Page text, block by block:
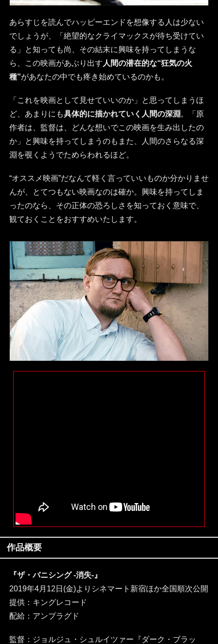
あらすじを読んでハッピーエンドを想像する人は少ない
でしょうが、「絶望的なクライマックスが待ち受けてい
る」と知っても尚、その結末に興味を持ってしまうな
ら、この映画があぶり出す 人間の潜在的な“狂気の火
種”があなたの中でも疼き始めているのかも。
「これを映画として見せていいのか」と思ってしまうほ
ど、あまりにも具体的に描かれていく人間の深淵 。「原
作者は、監督は、どんな想いでこの映画を生み出したの
か」と興味を持ってしまうのもまた、人間のさらなる深
淵を覗くようでためらわれるほど。
“オススメ映画”だなんて軽く言っていいものか分かりませ
んが、とてつもない映画なのは確か。興味を持ってしま
ったのなら、その正体の恐ろしさを知っておく意味で、
観ておくことをおすすめいたします。
作品概要
『ザ・バニシング -消失-』
2019年4月12日(金)よりシネマート新宿ほか全国順次公開
提供：キングレコード
配給：アンプラグド
監督：ジョルジュ・シュルイツァー『ダーク・ブラッ